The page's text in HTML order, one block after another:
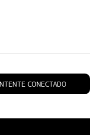
CONECTADO